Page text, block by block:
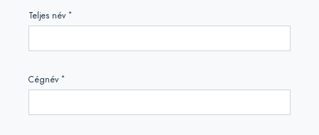
Teljes név *
Cégnév *